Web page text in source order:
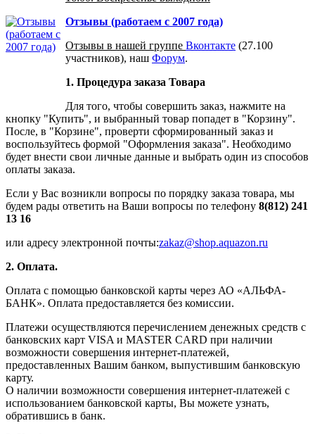
Отзывы (работаем с 2007 года)
Отзывы в нашей группе Вконтакте (27.100
участников), наш Форум.
1. Процедура заказа Товара
Для того, чтобы совершить заказ, нажмите на
кнопку "Купить", и выбранный товар попадет в "Корзину".
После, в "Корзине", проверти сформированный заказ и
воспользуйтесь формой "Оформления заказа". Необходимо
будет внести свои личные данные и выбрать один из способов
оплаты заказа.
Если у Вас возникли вопросы по порядку заказа товара, мы
будем рады ответить на Ваши вопросы по телефону 8(812) 241
13 16
или адресу электронной почты:zakaz@shop.aquazon.ru
2. Оплата.
Оплата с помощью банковской карты через АО «АЛЬФА-
БАНК». Оплата предоставляется без комиссии.
Платежи осуществляются перечислением денежных средств с
банковских карт VISA и MASTER CARD при наличии
возможности совершения интернет-платежей,
предоставленных Вашим банком, выпустившим банковскую
карту.
О наличии возможности совершения интернет-платежей с
использованием банковской карты, Вы можете узнать,
обратившись в банк.